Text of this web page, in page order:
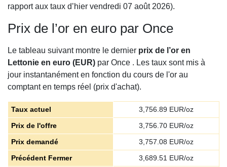
rapport aux taux d’hier vendredi 07 août 2026).
Prix de l’or en euro par Once
Le tableau suivant montre le dernier prix de l’or en
Lettonie en euro (EUR) par Once . Les taux sont mis à
jour instantanément en fonction du cours de l'or au
comptant en temps réel (prix d'achat).
Taux actuel 3,756.89 EUR/oz
Prix de l'offre
3,756.70 EUR/oz
Prix demandé
3,757.08 EUR/oz
Précédent Fermer
3,689.51 EUR/oz